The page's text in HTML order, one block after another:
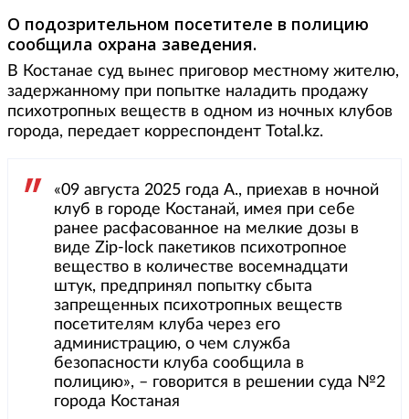
О подозрительном посетителе в полицию
сообщила охрана заведения.
В Костанае суд вынес приговор местному жителю,
задержанному при попытке наладить продажу
психотропных веществ в одном из ночных клубов
города, передает корреспондент Total.kz.
«09 августа 2025 года А., приехав в ночной
клуб в городе Костанай, имея при себе
ранее расфасованное на мелкие дозы в
виде Zip-lock пакетиков психотропное
вещество в количестве восемнадцати
штук, предпринял попытку сбыта
запрещенных психотропных веществ
посетителям клуба через его
администрацию, о чем служба
безопасности клуба сообщила в
полицию», – говорится в решении суда №2
города Костаная